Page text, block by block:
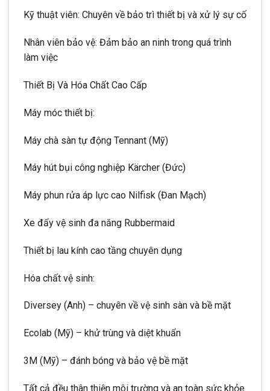
Kỹ thuật viên: Chuyên về bảo trì thiết bị và xử lý sự cố
Nhân viên bảo vệ: Đảm bảo an ninh trong quá trình
làm việc
Thiết Bị Và Hóa Chất Cao Cấp
Máy móc thiết bị:
Máy chà sàn tự động Tennant (Mỹ)
Máy hút bụi công nghiệp Kärcher (Đức)
Máy phun rửa áp lực cao Nilfisk (Đan Mạch)
Xe đẩy vệ sinh đa năng Rubbermaid
Thiết bị lau kính cao tầng chuyên dụng
Hóa chất vệ sinh:
Diversey (Anh) – chuyên về vệ sinh sàn và bề mặt
Ecolab (Mỹ) – khử trùng và diệt khuẩn
3M (Mỹ) – đánh bóng và bảo vệ bề mặt
Tất cả đều thân thiện môi trường và an toàn sức khỏe